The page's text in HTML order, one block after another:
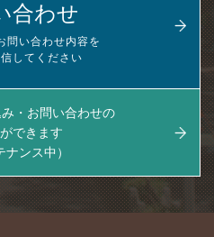
合わせ
問い合わせ内容を
してください
・お問い合わせの
できます
ナンス中）